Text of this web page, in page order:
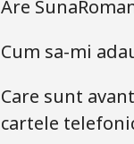
Are
Cum sa-mi
Care sunt
cartele